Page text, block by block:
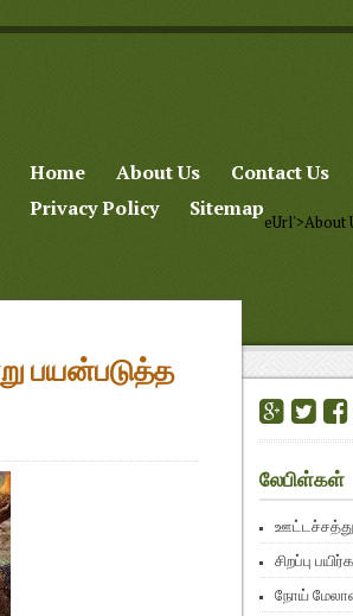
Home About Us Contact Us
Privacy Policy
Sitemap
eUrl'>About
பயன்படுத்த
லேபிள்கள்
சிறப்பு
நோய்